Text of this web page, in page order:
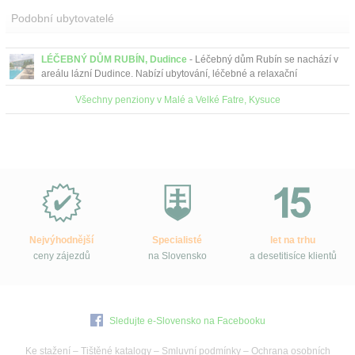
Podobní ubytovatelé
LÉČEBNÝ DŮM RUBÍN, Dudince - Léčebný dům Rubín se nachází v
areálu lázní Dudince. Nabízí ubytování, léčebné a relaxační
procedury, wellness centrum, vnitřní i venko...
Všechny penziony v Malé a Velké Fatre, Kysuce
Slovensko.cz?
Nejvýhodnější
ceny zájezdů
Specialisté
na Slovensko
let na trhu
a desetitisíce klientů
Sledujte e-Slovensko na Facebooku
Ke stažení – Tištěné katalogy– Smluvní podmínky– Ochrana osobních